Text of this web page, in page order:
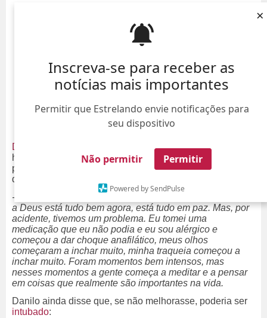
Inscreva-se para receber as
notícias mais importantes
Permitir que Estrelando envie notificações para
seu dispositivo
Não permitir Permitir
Powered by SendPulse
×
Danilo Gentili
tomou um susto no domingo de Páscoa! O
humorista usou oInstagramno último domingo, dia 4,
para compartilhar que teve um choque anafilático depois
de tomar uma medicação. Ele explicou:
- Eu passei por maus bocados nesta Páscoa, mas graças
a Deus está tudo bem agora, está tudo em paz. Mas, por
acidente, tivemos um problema. Eu tomei uma
medicação que eu não podia e eu sou alérgico e
começou a dar choque anafilático, meus olhos
começaram a inchar muito, minha traqueia começou a
inchar muito. Foram momentos bem intensos, mas
nesses momentos a gente começa a meditar e a pensar
em coisas que realmente são importantes na vida.
Danilo ainda disse que, se não melhorasse, poderia ser
intubado: